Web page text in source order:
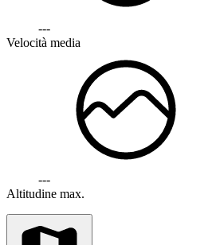
---
Velocità media
---
Altitudine max.